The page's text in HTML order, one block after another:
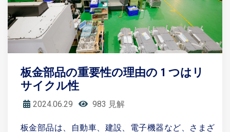
板金部品の重要性の理由の 1 つはリ
サイクル性
2024.06.29 983 見解
板金部品は、自動車、建設、電子機器など、さまざ